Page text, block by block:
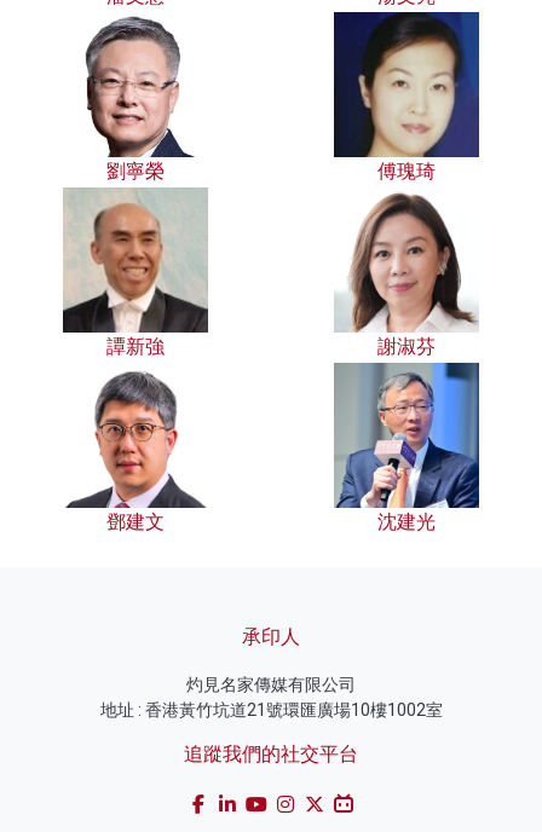
劉寧榮 傅瑰琦
譚新強 謝淑芬
鄧建文 沈建光
承印人
灼見名家傳媒有限公司
地址 : 香港黃竹坑道21號環匯廣場10樓1002室
追蹤我們的社交平台